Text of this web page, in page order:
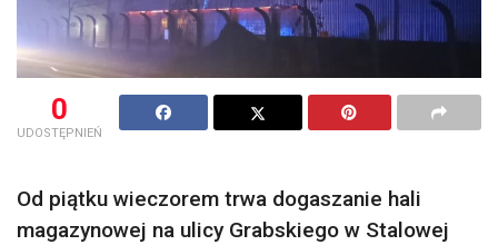
0
UDOSTĘPNIEŃ
Od piątku wieczorem trwa dogaszanie hali
magazynowej na ulicy Grabskiego w Stalowej